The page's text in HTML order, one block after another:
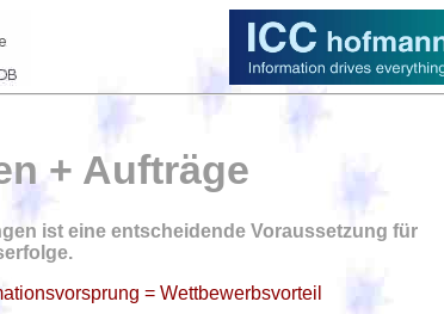
+ Aufträge
ist eine entscheidende Voraussetzung für
= Wettbewerbsvorteil